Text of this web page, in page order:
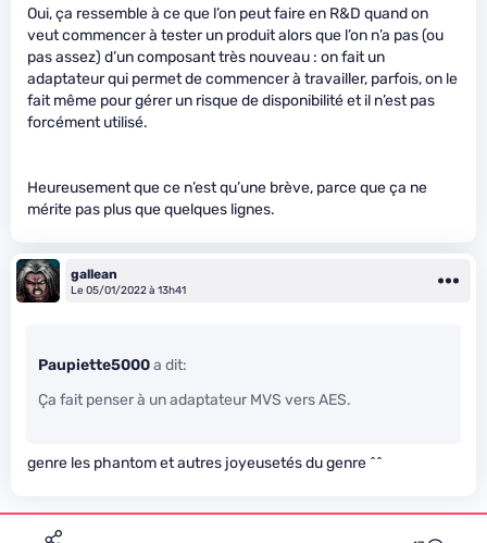
Oui, ça ressemble à ce que l’on peut faire en R&D quand on
veut commencer à tester un produit alors que l’on n’a pas (ou
pas assez) d’un composant très nouveau : on fait un
adaptateur qui permet de commencer à travailler, parfois, on le
fait même pour gérer un risque de disponibilité et il n’est pas
forcément utilisé.
Heureusement que ce n’est qu’une brève, parce que ça ne
mérite pas plus que quelques lignes.
gallean
Le 05/01/2022 à 13h41
Paupiette5000a dit:
Ça fait penser à un adaptateur MVS vers AES.
genre les phantom et autres joyeusetés du genre ^^